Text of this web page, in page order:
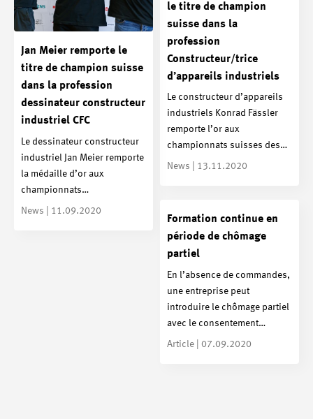
le titre de champion
suisse dans la
profession
Constructeur/trice
d’appareils industriels
Le constructeur d’appareils
industriels Konrad Fässler
remporte l’or aux
championnats suisses des…
News | 13.11.2020
Jan Meier remporte le
titre de champion suisse
dans la profession
dessinateur constructeur
industriel CFC
Le dessinateur constructeur
industriel Jan Meier remporte
la médaille d’or aux
championnats…
News | 11.09.2020
Formation continue en
période de chômage
partiel
En l’absence de commandes,
une entreprise peut
introduire le chômage partiel
avec le consentement…
Article | 07.09.2020